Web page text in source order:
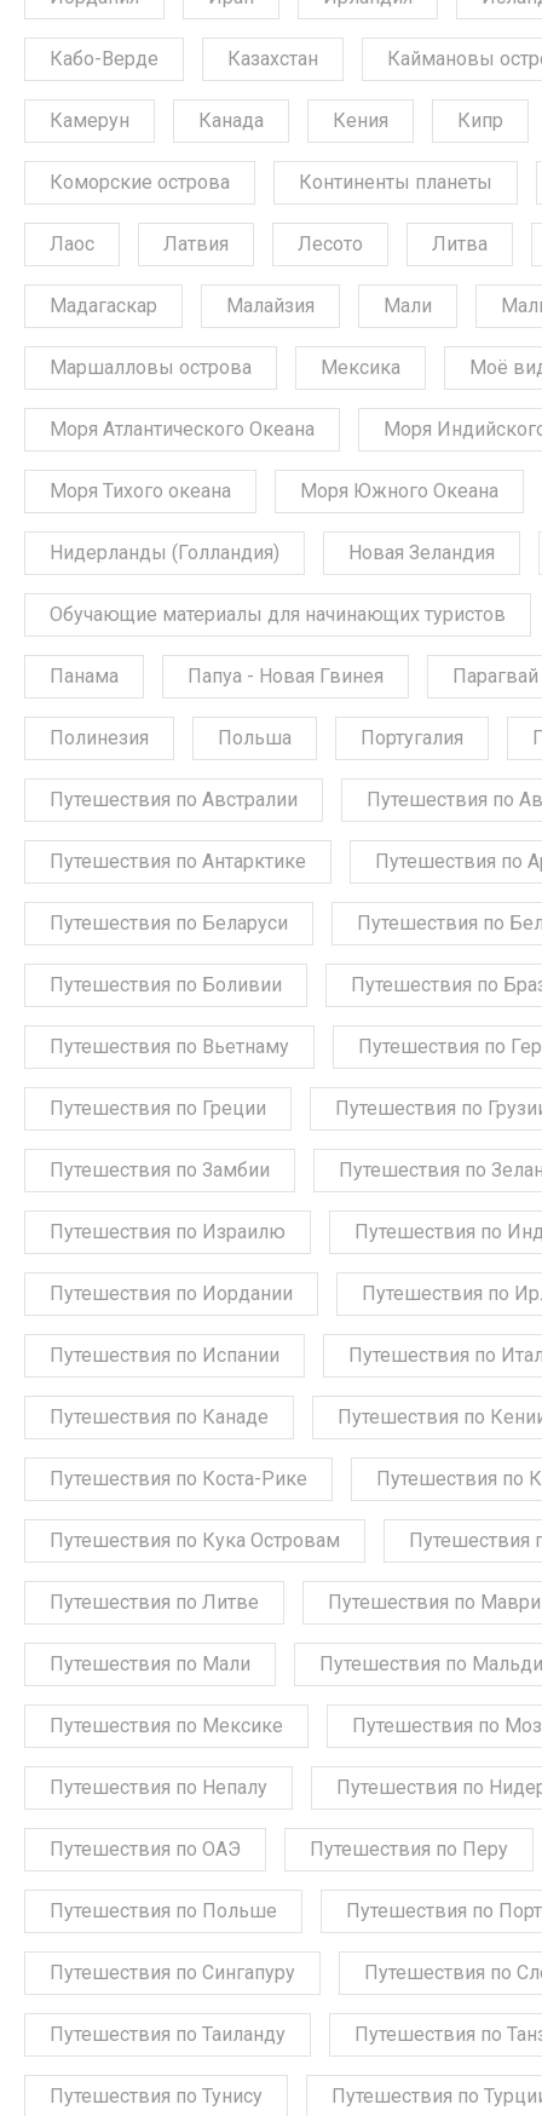
Кабо-Верде Казахстан Каймановы
Камерун Канада Кения Кипр
Коморские острова Континенты планеты
Лаос Латвия Лесото Литва
Мадагаскар Малайзия Мали
Маршалловы острова Мексика Моё
Моря Атлантического Океана Моря
Моря Тихого океана Моря Южного Океана
Нидерланды (Голландия) Новая Зеландия
Обучающие материалы для начинающих туристов
Панама Папуа - Новая Гвинея Парагвай
Полинезия Польша Португалия
Путешествия по Австралии Путешествия по
Путешествия по Антарктике Путешествия по
Путешествия по Беларуси Путешествия по
Путешествия по Боливии Путешествия по
Путешествия по Вьетнаму Путешествия по
Путешествия по Греции Путешествия по
Путешествия по Замбии Путешествия по
Путешествия по Израилю Путешествия по
Путешествия по Иордании Путешествия по
Путешествия по Испании Путешествия по
Путешествия по Канаде Путешествия по
Путешествия по Коста-Рике Путешествия по
Путешествия по Кука Островам Путешествия
Путешествия по Литве Путешествия по
Путешествия по Мали Путешествия по
Путешествия по Мексике Путешествия по
Путешествия по Непалу Путешествия по
Путешествия по ОАЭ Путешествия по Перу
Путешествия по Польше Путешествия по
Путешествия по Сингапуру Путешествия по
Путешествия по Таиланду Путешествия по
Путешествия по Тунису Путешествия по